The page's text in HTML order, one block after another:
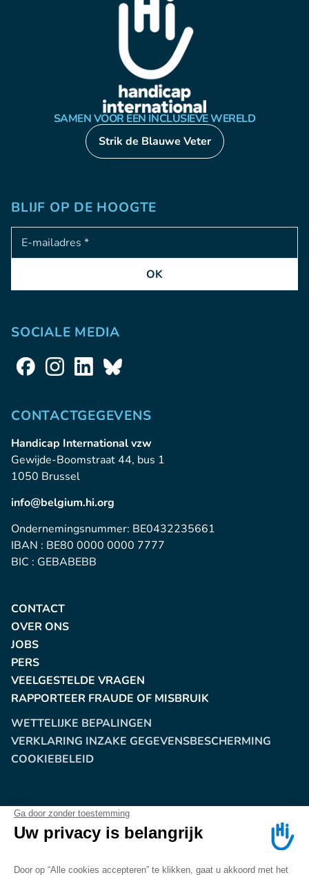
SAMEN VOOR EEN INCLUSIEVE WERELD
Strik de Blauwe Veter
BLIJF OP DE HOOGTE
Adresse e-mail
OK
SOCIALE MEDIA
CONTACTGEGEVENS
Handicap International vzw
Gewijde-Boomstraat 44, bus 1
1050 Brussel
info@belgium.hi.org
Ondernemingsnummer: BE0432235661
IBAN : BE80 0000 0000 7777
BIC : GEBABEBB
CONTACT
OVER ONS
JOBS
PERS
VEELGESTELDE VRAGEN
RAPPORTEER FRAUDE OF MISBRUIK
WETTELIJKE BEPALINGEN
VERKLARING INZAKE GEGEVENSBESCHERMING
COOKIEBELEID